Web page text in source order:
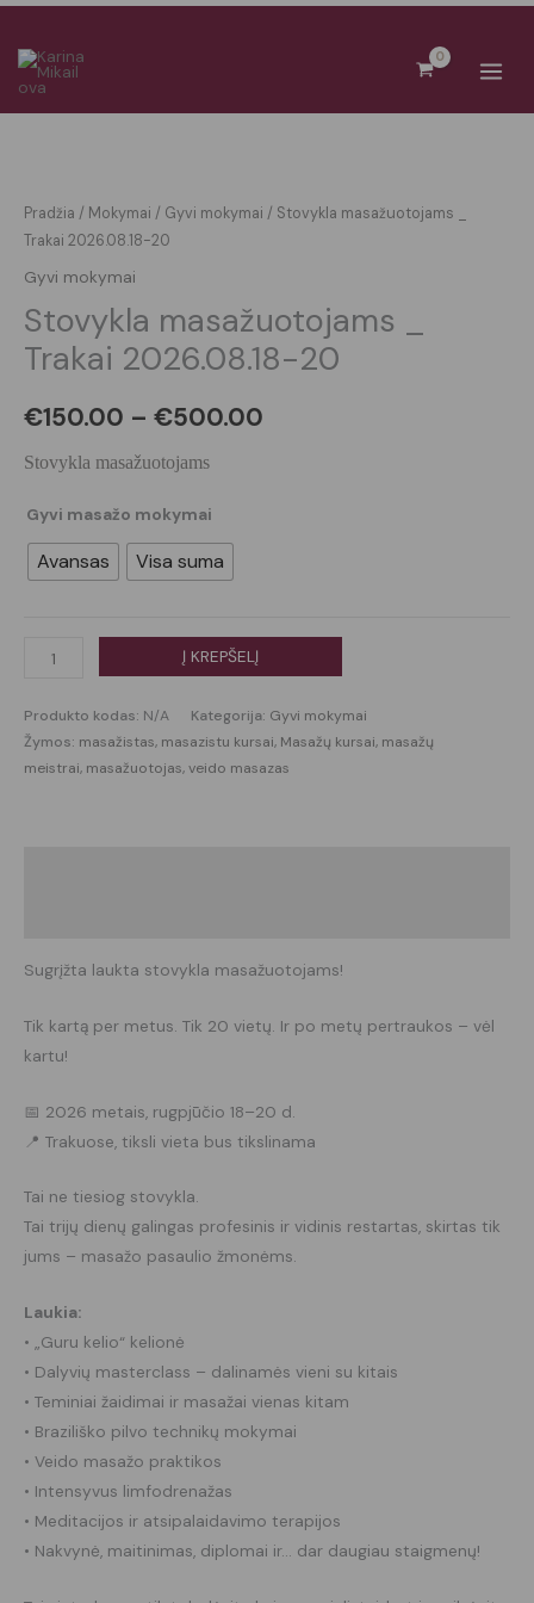
Pereiti
turinio
Pradžia / Mokymai / Gyvi mokymai / Stovykla masažuotojams _
Trakai 2026.08.18-20
Gyvi mokymai
Stovykla masažuotojams _
Trakai 2026.08.18-20
€150.00 – €500.00
range:
€500.00
Stovykla masažuotojams
Gyvi masažo mokymai
Avansas Visa suma
Stovykla
masažuotojams
_
2026.08.18-
20
Į KREPŠELĮ
Produkto kodas: N/A Kategorija: Gyvi mokymai
Žymos: masažistas, masazistu kursai, Masažų kursai, masažų
meistrai, masažuotojas,veido masazas
Sugrįžta laukta stovykla masažuotojams!
Tik kartą per metus. Tik 20 vietų. Ir po metų pertraukos – vėl
kartu!
📅 2026 metais, rugpjūčio 18–20 d.
📍 Trakuose, tiksli vieta bus tikslinama
Tai ne tiesiog stovykla.
Tai trijų dienų galingas profesinis ir vidinis restartas, skirtas tik
jums – masažo pasaulio žmonėms.
Laukia:
• „Guru kelio“ kelionė
• Dalyvių masterclass – dalinamės vieni su kitais
• Teminiai žaidimai ir masažai vienas kitam
• Braziliško pilvo technikų mokymai
• Veido masažo praktikos
• Intensyvus limfodrenažas
• Meditacijos ir atsipalaidavimo terapijos
• Nakvynė, maitinimas, diplomai ir… dar daugiau staigmenų!